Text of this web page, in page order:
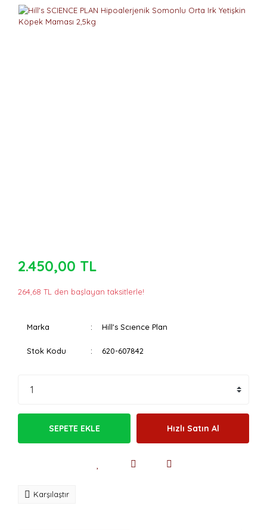
2.450,00 TL
264,68 TL den başlayan taksitlerle!
Marka Hill's Scıence Plan
Stok Kodu 620-607842
SEPETE EKLE Hızlı Satın Al
Karşılaştır